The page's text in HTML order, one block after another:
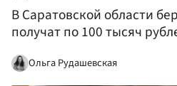
В Саратовской области
получат по 100 тысяч
Ольга Рудашевская